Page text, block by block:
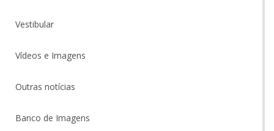
Vestibular
Vídeos e Imagens
Outras notícias
Banco de Imagens